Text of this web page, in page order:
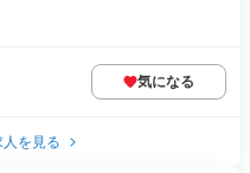
気になる
を見る